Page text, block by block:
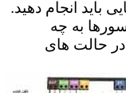
باید انجام دهید.
به چه
حالت های